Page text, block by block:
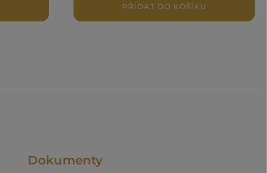
PŘIDAT DO KOŠÍKU
Dokumenty